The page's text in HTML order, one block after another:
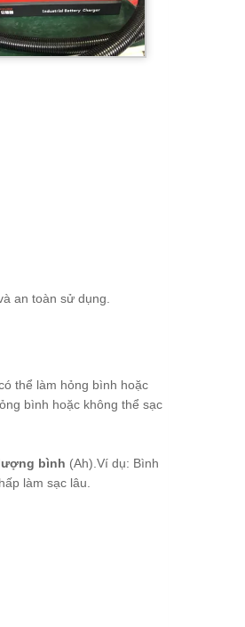
an toàn sử dụng.
thể làm hỏng bình hoặc
bình hoặc không thể sạc
bình (Ah).Ví dụ: Bình
làm sạc lâu.